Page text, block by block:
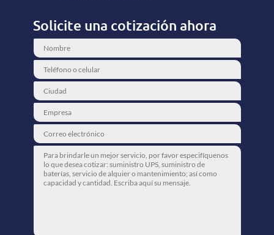
Solicite una cotización ahora